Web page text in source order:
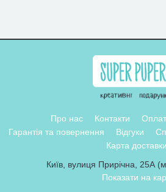
Про нас Контакти
Гарантія та повернення
Відгуки
Карта доставки
Київ, вулиця Прирічна, 25А
Показати на